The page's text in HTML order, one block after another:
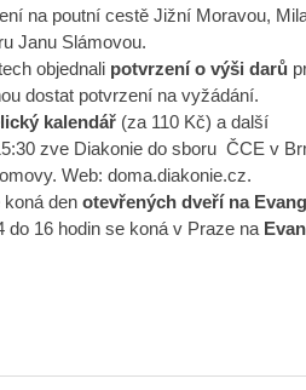
na poutní cestě Jižní Moravou,
Janu Slámovou.
objednali potvrzení o výši darů
dostat potvrzení na vyžádání.
kalendář (za 110 Kč) a další
zve Diakonie do sboru ČCE v
Web: doma.diakonie.cz.
den otevřených dveří na
do 16 hodin se koná v Praze na